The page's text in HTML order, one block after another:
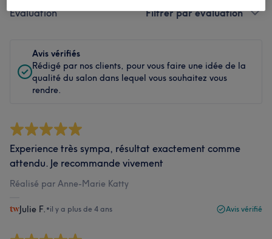
Évaluation Filtrer par évaluation
Avis vérifiés
Rédigé par nos clients, pour vous faire une idée de la
qualité du salon dans lequel vous souhaitez vous
rendre.
Experience très sympa, résultat exactement comme
attendu. Je recommande vivement
Réalisé par Anne-Marie Katty
Julie F. •il y a plus de 4 ans Avis vérifié